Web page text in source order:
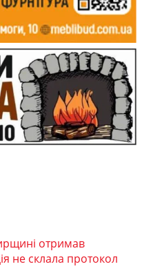
отримав
не склала протокол